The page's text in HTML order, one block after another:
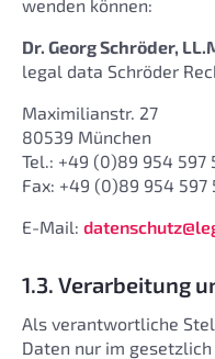
wenden können:
Dr. Georg Schröder,
legal data Schröder
Maximilianstr. 27
80539 München
Tel.: +49 (0)89 954 597
Fax: +49 (0)89 954 597
E-Mail:
1.3. Verarbeitung
Als verantwortliche
Daten nur im